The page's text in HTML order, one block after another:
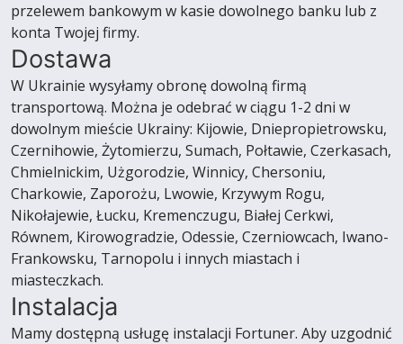
przelewem bankowym w kasie dowolnego banku lub z
konta Twojej firmy.
Dostawa
W Ukrainie wysyłamy obronę dowolną firmą
transportową. Można je odebrać w ciągu 1-2 dni w
dowolnym mieście Ukrainy: Kijowie, Dniepropietrowsku,
Czernihowie, Żytomierzu, Sumach, Połtawie, Czerkasach,
Chmielnickim, Użgorodzie, Winnicy, Chersoniu,
Charkowie, Zaporożu, Lwowie, Krzywym Rogu,
Nikołajewie, Łucku, Kremenczugu, Białej Cerkwi,
Równem, Kirowogradzie, Odessie, Czerniowcach, Iwano-
Frankowsku, Tarnopolu i innych miastach i
miasteczkach.
Instalacja
Mamy dostępną usługę instalacji Fortuner. Aby uzgodnić